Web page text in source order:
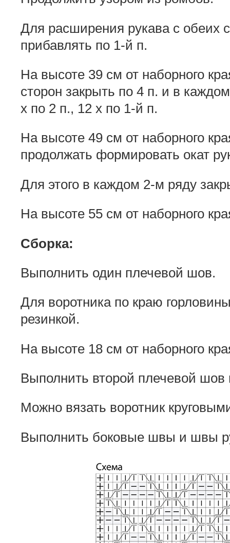
Для расширения рукава с обеих
прибавлять по 1-й п.
На высоте 39 см от наборного
сторон закрыть по 4 п. и в
х по 2 п., 12 х по 1-й п.
На высоте 49 см от наборного
продолжать формировать окат
Для этого в каждом 2-м ряду
На высоте 55 см от наборного
Сборка:
Выполнить один плечевой шов.
Для воротника по краю
резинкой.
На высоте 18 см от наборного
Выполнить второй плечевой шов
Можно вязать воротник
Выполнить боковые швы и швы